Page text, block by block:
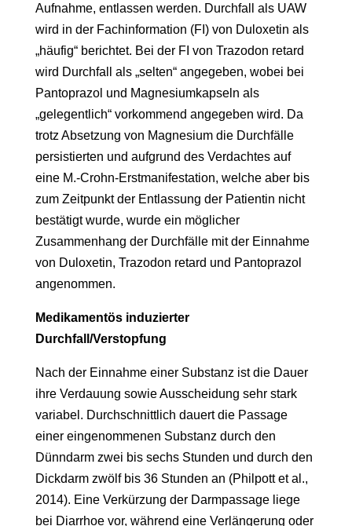
Aufnahme, entlassen werden. Durchfall als UAW
wird in der Fachinformation (FI) von Duloxetin als
„häufig“ berichtet. Bei der FI von Trazodon retard
wird Durchfall als „selten“ angegeben, wobei bei
Pantoprazol und Magnesiumkapseln als
„gelegentlich“ vorkommend angegeben wird. Da
trotz Absetzung von Magnesium die Durchfälle
persistierten und aufgrund des Verdachtes auf
eine M.-Crohn-Erstmanifestation, welche aber bis
zum Zeitpunkt der Entlassung der Patientin nicht
bestätigt wurde, wurde ein möglicher
Zusammenhang der Durchfälle mit der Einnahme
von Duloxetin, Trazodon retard und Pantoprazol
angenommen.
Medikamentös induzierter
Durchfall/Verstopfung
Nach der Einnahme einer Substanz ist die Dauer
ihre Verdauung sowie Ausscheidung sehr stark
variabel. Durchschnittlich dauert die Passage
einer eingenommenen Substanz durch den
Dünndarm zwei bis sechs Stunden und durch den
Dickdarm zwölf bis 36 Stunden an (Philpott et al.,
2014). Eine Verkürzung der Darmpassage liege
bei Diarrhoe vor, während eine Verlängerung oder